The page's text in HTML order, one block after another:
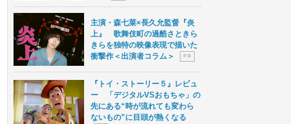
主演・森七菜×長久允監督『炎
上』 歌舞伎町の過酷さときら
きらを独特の映像表現で描いた
衝撃作＜出演者コラム＞
P R
『トイ・ストーリー５』レビュ
ー 「デジタルVSおもちゃ」の
先にある“時が流れても変わら
ないもの”に目頭が熱くなる